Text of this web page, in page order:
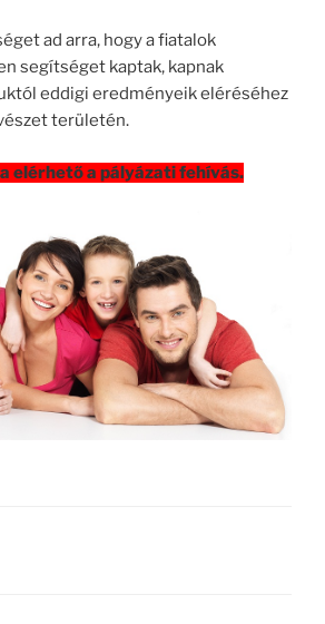
ad arra, hogy a fiatalok
segítséget kaptak, kapnak
eddigi eredményeik eléréséhez
területén.
elérhető a pályázati fehívás.